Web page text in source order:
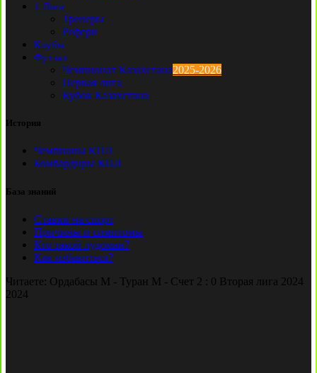
1 Лига
Тренеры
Рефери
Клубы
Футзал
Чемпионат Казахстана2025-2026
Первая лига
Кубок Казахстана
История
Чемпионы КПЛ
Бомбардиры КПЛ
База знаний
Ставки на спорт
Причины и симптомы
Кто такой лудоман?
Как избавиться?
Читаете: Ордабасы М - Туран М - Счет 2 : 0 Вторая лига 2024
2024